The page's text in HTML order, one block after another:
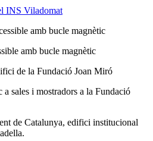
INS Viladomat
amb bucle magnètic
a sales i mostradors a la Fundació